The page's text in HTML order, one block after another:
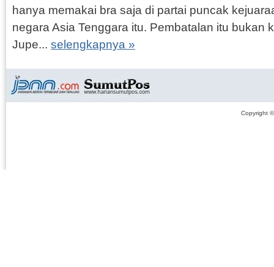
hanya memakai bra saja di partai puncak
negara Asia Tenggara itu. Pembatalan itu bukan
Jupe... selengkapnya »
Copyright